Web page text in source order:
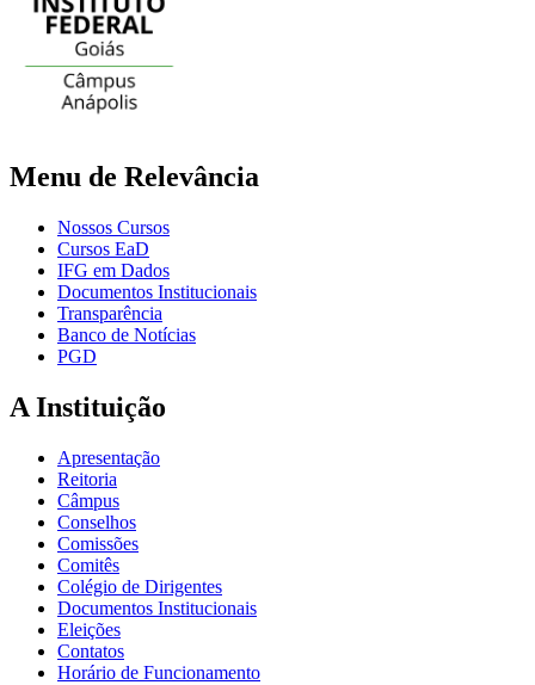
Menu de Relevância
Nossos Cursos
Cursos EaD
IFG em Dados
Documentos Institucionais
Transparência
Banco de Notícias
PGD
A Instituição
Apresentação
Reitoria
Câmpus
Conselhos
Comissões
Comitês
Colégio de Dirigentes
Documentos Institucionais
Eleições
Contatos
Horário de Funcionamento